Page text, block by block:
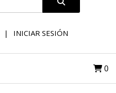
INICIAR SESIÓN
0